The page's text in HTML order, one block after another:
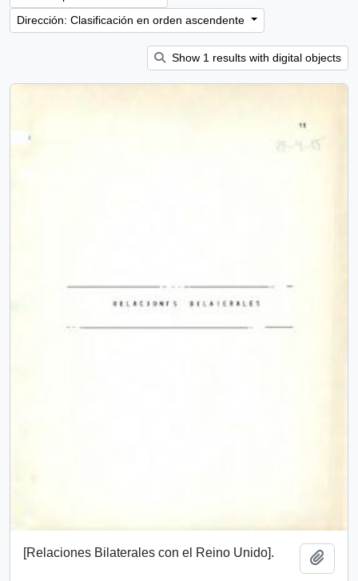
Dirección: Clasificación en orden ascendente
Show 1 results with digital objects
[Relaciones Bilaterales con el Reino Unido].